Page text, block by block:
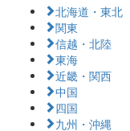
北海道・東北
関東
信越・北陸
東海
近畿・関西
中国
四国
九州・沖縄